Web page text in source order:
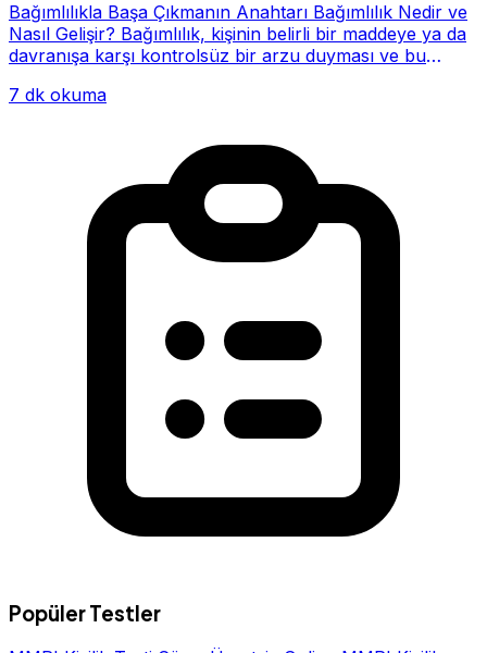
Bağımlılıkla Başa Çıkmanın Anahtarı Bağımlılık Nedir ve
Nasıl Gelişir? Bağımlılık, kişinin belirli bir maddeye ya da
davranışa karşı kontrolsüz bir arzu duyması ve bu
7 dk okuma
Popüler Testler